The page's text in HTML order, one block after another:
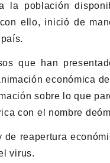
la población
ello, inició de
que han
económica
sobre lo que
con el nombre
reapertura
virus.